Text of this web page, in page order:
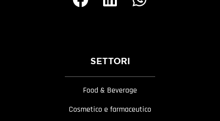
SETTORI
Food & Beverage
Cosmetico e farmaceutico